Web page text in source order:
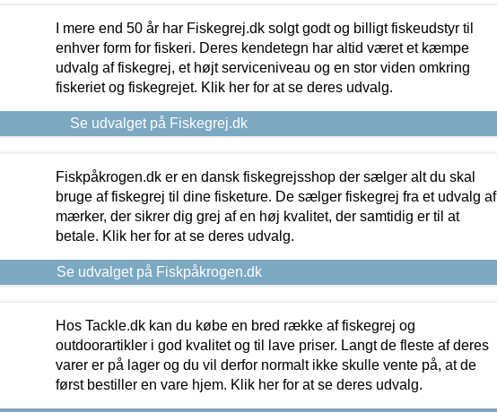
I mere end 50 år har Fiskegrej.dk solgt godt og billigt fiskeudstyr til
enhver form for fiskeri. Deres kendetegn har altid været et kæmpe
udvalg af fiskegrej, et højt serviceniveau og en stor viden omkring
fiskeriet og fiskegrejet. Klik her for at se deres udvalg.
Se udvalget på Fiskegrej.dk
Fiskpåkrogen.dk er en dansk fiskegrejsshop der sælger alt du skal
bruge af fiskegrej til dine fisketure. De sælger fiskegrej fra et udvalg af
mærker, der sikrer dig grej af en høj kvalitet, der samtidig er til at
betale. Klik her for at se deres udvalg.
Se udvalget på Fiskpåkrogen.dk
Hos Tackle.dk kan du købe en bred række af fiskegrej og
outdoorartikler i god kvalitet og til lave priser. Langt de fleste af deres
varer er på lager og du vil derfor normalt ikke skulle vente på, at de
først bestiller en vare hjem. Klik her for at se deres udvalg.